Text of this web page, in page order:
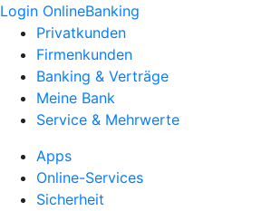
Login OnlineBanking
Privatkunden
Firmenkunden
Banking & Verträge
Meine Bank
Service & Mehrwerte
Apps
Online-Services
Sicherheit